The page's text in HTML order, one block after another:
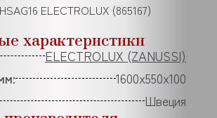
ELECTROLUX (865167)
характеристики
ELECTROLUX (ZANUSSI)
1600х550х100
Швеция